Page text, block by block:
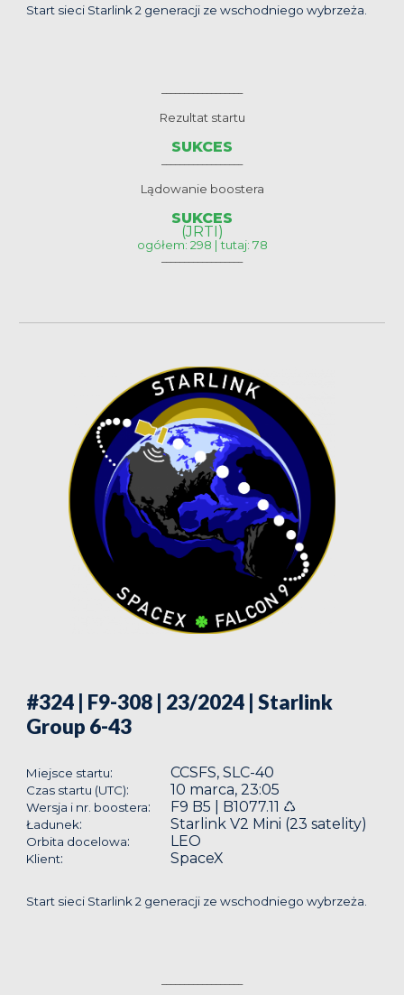
Start sieci Starlink 2 generacji ze wschodniego wybrzeża.
Rezultat startu
SUKCES
Lądowanie boostera
SUKCES
(JRTI)
ogółem: 298 | tutaj: 78
#324 | F9-308 | 23/2024 | Starlink
Group 6-43
Miejsce startu: CCSFS, SLC-40
Czas startu (UTC): 10 marca, 23:05
Wersja i nr. boostera: F9 B5 | B1077.11 ♺
Ładunek: Starlink V2 Mini (23 satelity)
Orbita docelowa: LEO
Klient: SpaceX
Start sieci Starlink 2 generacji ze wschodniego wybrzeża.